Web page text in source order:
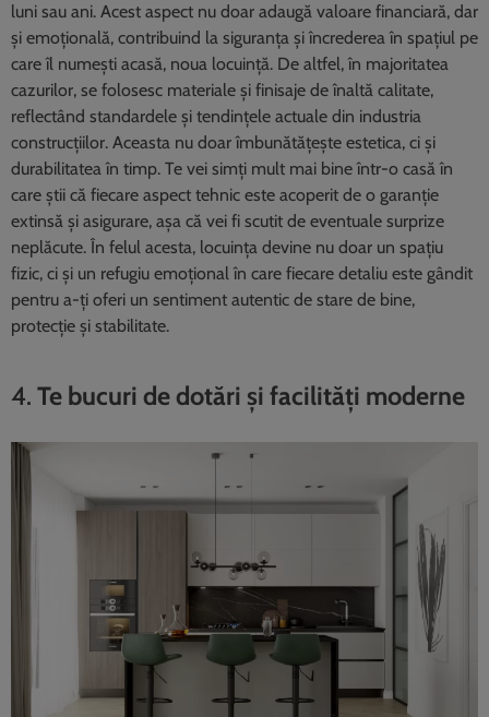
luni sau ani. Acest aspect nu doar adaugă valoare financiară, dar
și emoțională, contribuind la siguranța și încrederea în spațiul pe
care îl numești acasă, noua locuință. De altfel, în majoritatea
cazurilor, se folosesc materiale și finisaje de înaltă calitate,
reflectând standardele și tendințele actuale din industria
construcțiilor. Aceasta nu doar îmbunătățește estetica, ci și
durabilitatea în timp. Te vei simți mult mai bine într-o casă în
care știi că fiecare aspect tehnic este acoperit de o garanție
extinsă și asigurare, așa că vei fi scutit de eventuale surprize
neplăcute. În felul acesta, locuința devine nu doar un spațiu
fizic, ci și un refugiu emoțional în care fiecare detaliu este gândit
pentru a-ți oferi un sentiment autentic de stare de bine,
protecție și stabilitate.
4. Te bucuri de dotări și facilități moderne